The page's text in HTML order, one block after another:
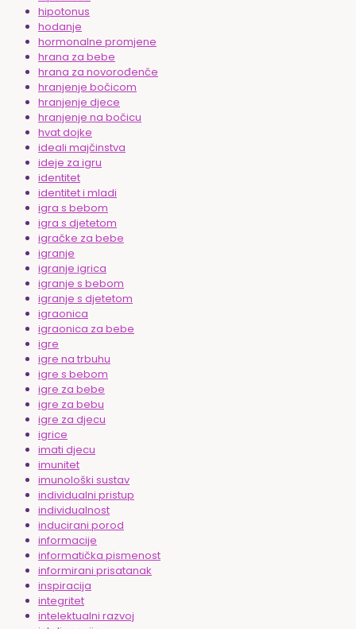
hipotonus
hodanje
hormonalne promjene
hrana za bebe
hrana za novorođenče
hranjenje bočicom
hranjenje djece
hranjenje na bočicu
hvat dojke
ideali majčinstva
ideje za igru
identitet
identitet i mladi
igra s bebom
igra s djetetom
igračke za bebe
igranje
igranje igrica
igranje s bebom
igranje s djetetom
igraonica
igraonica za bebe
igre
igre na trbuhu
igre s bebom
igre za bebe
igre za bebu
igre za djecu
igrice
imati djecu
imunitet
imunološki sustav
individualni pristup
individualnost
inducirani porod
informacije
informatička pismenost
informirani prisatanak
inspiracija
integritet
intelektualni razvoj